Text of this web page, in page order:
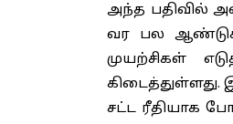
அந்த பதிவில்
வர பல
முயற்சிகள்
சட்ட ரீதியாக